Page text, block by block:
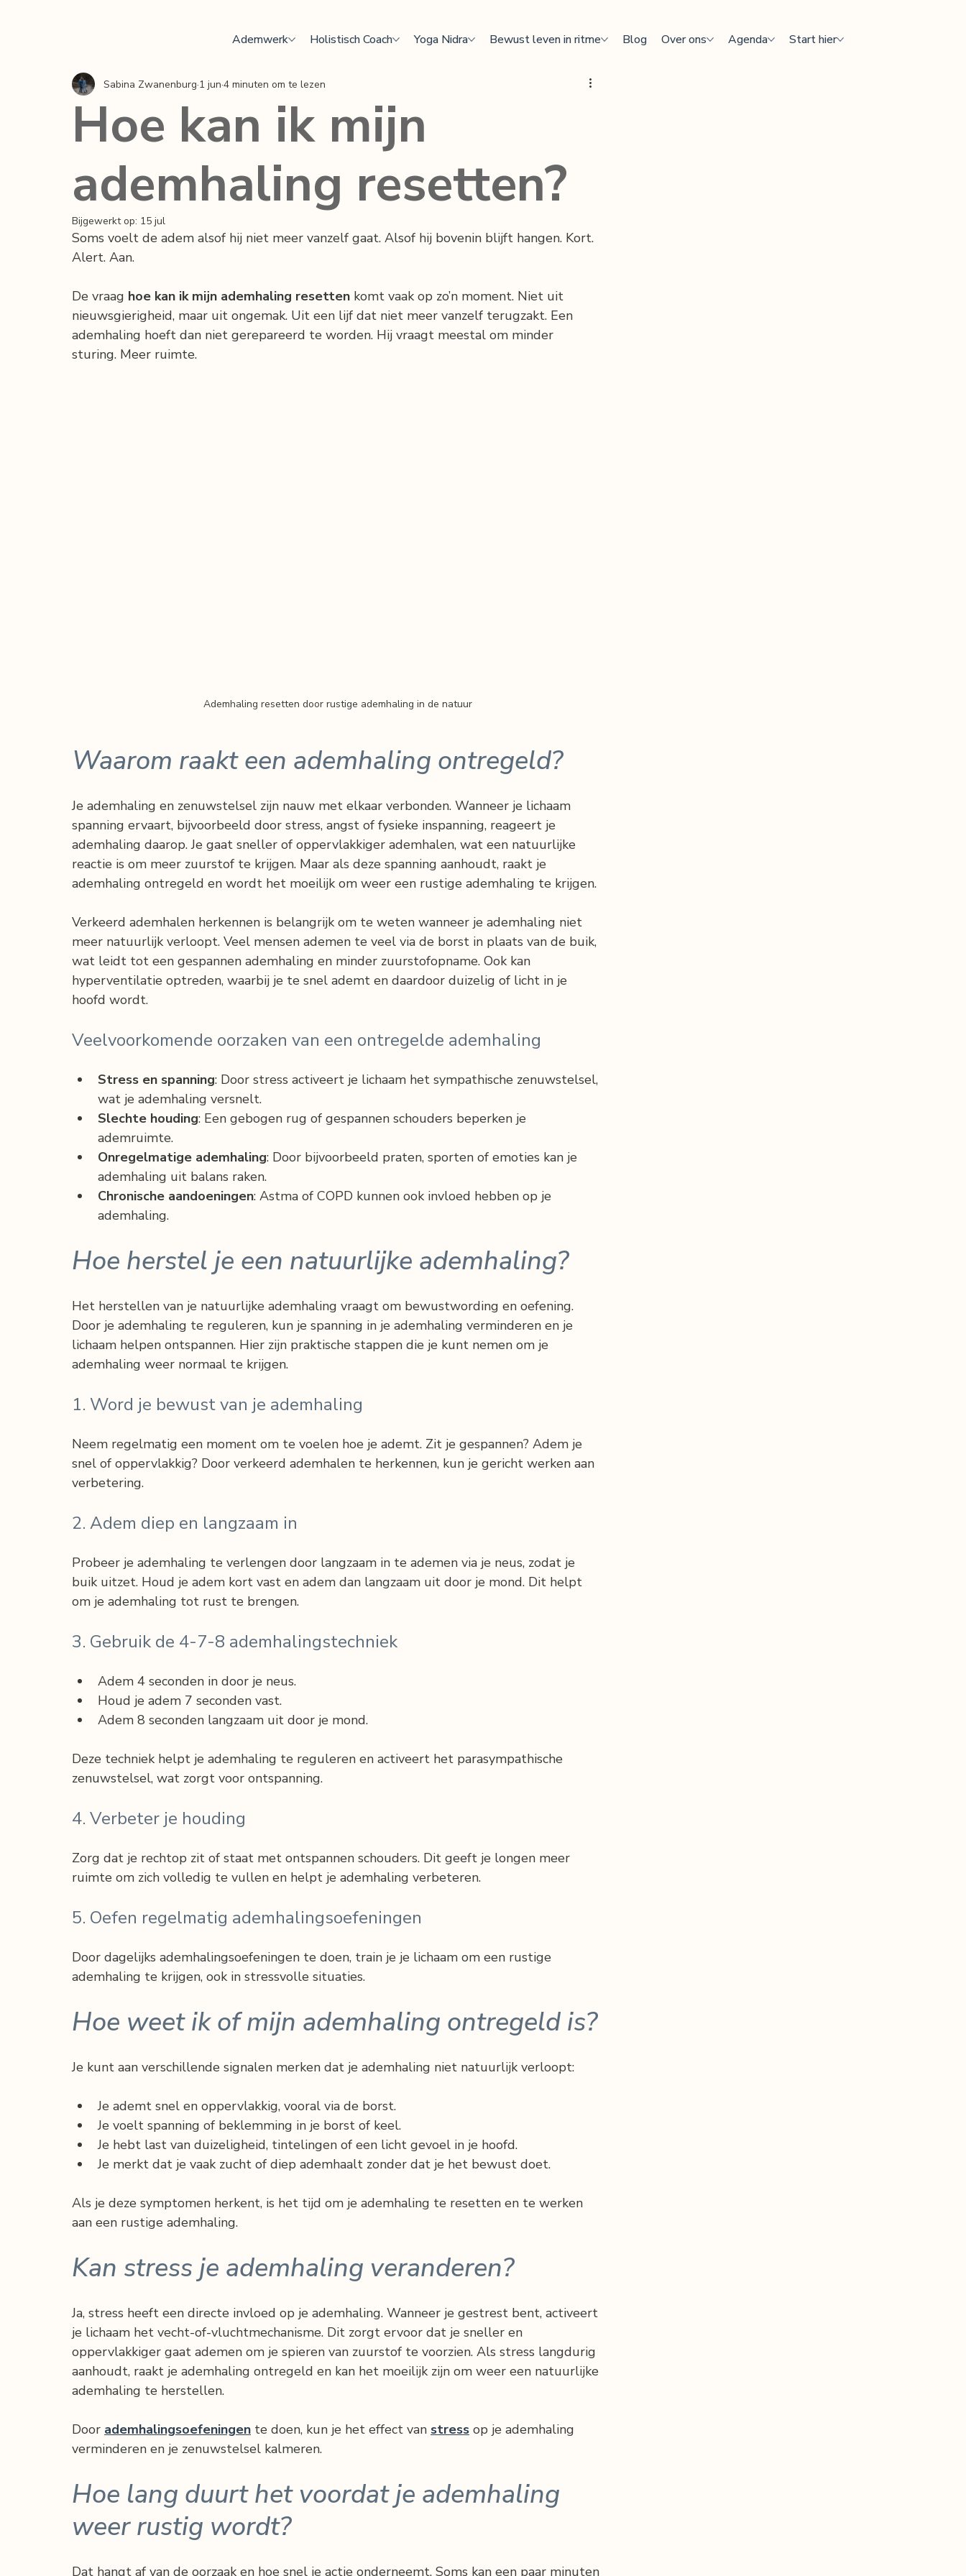
Ademwerk Holistisch Coach Yoga Nidra Bewust leven in ritme Blog Over ons Agenda Start hier
Hoe kan ik mijn
ademhaling resetten?
Sabina Zwanenburg 1 jun 4 minuten om te lezen
Bijgewerkt op: 15 jul
Soms voelt de adem alsof hij niet meer vanzelf gaat. Alsof hij bovenin blijft hangen. Kort.
Alert. Aan.
De vraag hoe kan ik mijn ademhaling resetten komt vaak op zo’n moment. Niet uit
nieuwsgierigheid, maar uit ongemak. Uit een lijf dat niet meer vanzelf terugzakt. Een
ademhaling hoeft dan niet gerepareerd te worden. Hij vraagt meestal om minder
sturing. Meer ruimte.
Ademhaling resetten door rustige ademhaling in de natuur
Waarom raakt een ademhaling ontregeld?
Je ademhaling en zenuwstelsel zijn nauw met elkaar verbonden. Wanneer je lichaam
spanning ervaart, bijvoorbeeld door stress, angst of fysieke inspanning, reageert je
ademhaling daarop. Je gaat sneller of oppervlakkiger ademhalen, wat een natuurlijke
reactie is om meer zuurstof te krijgen. Maar als deze spanning aanhoudt, raakt je
ademhaling ontregeld en wordt het moeilijk om weer een rustige ademhaling te krijgen.
Verkeerd ademhalen herkennen is belangrijk om te weten wanneer je ademhaling niet
meer natuurlijk verloopt. Veel mensen ademen te veel via de borst in plaats van de buik,
wat leidt tot een gespannen ademhaling en minder zuurstofopname. Ook kan
hyperventilatie optreden, waarbij je te snel ademt en daardoor duizelig of licht in je
hoofd wordt.
Veelvoorkomende oorzaken van een ontregelde ademhaling
Stress en spanning: Door stress activeert je lichaam het sympathische zenuwstelsel,
wat je ademhaling versnelt.
Slechte houding: Een gebogen rug of gespannen schouders beperken je
ademruimte.
Onregelmatige ademhaling: Door bijvoorbeeld praten, sporten of emoties kan je
ademhaling uit balans raken.
Chronische aandoeningen: Astma of COPD kunnen ook invloed hebben op je
ademhaling.
Hoe herstel je een natuurlijke ademhaling?
Het herstellen van je natuurlijke ademhaling vraagt om bewustwording en oefening.
Door je ademhaling te reguleren, kun je spanning in je ademhaling verminderen en je
lichaam helpen ontspannen. Hier zijn praktische stappen die je kunt nemen om je
ademhaling weer normaal te krijgen.
1. Word je bewust van je ademhaling
Neem regelmatig een moment om te voelen hoe je ademt. Zit je gespannen? Adem je
snel of oppervlakkig? Door verkeerd ademhalen te herkennen, kun je gericht werken aan
verbetering.
2. Adem diep en langzaam in
Probeer je ademhaling te verlengen door langzaam in te ademen via je neus, zodat je
buik uitzet. Houd je adem kort vast en adem dan langzaam uit door je mond. Dit helpt
om je ademhaling tot rust te brengen.
3. Gebruik de 4-7-8 ademhalingstechniek
Adem 4 seconden in door je neus.
Houd je adem 7 seconden vast.
Adem 8 seconden langzaam uit door je mond.
Deze techniek helpt je ademhaling te reguleren en activeert het parasympathische
zenuwstelsel, wat zorgt voor ontspanning.
4. Verbeter je houding
Zorg dat je rechtop zit of staat met ontspannen schouders. Dit geeft je longen meer
ruimte om zich volledig te vullen en helpt je ademhaling verbeteren.
5. Oefen regelmatig ademhalingsoefeningen
Door dagelijks ademhalingsoefeningen te doen, train je je lichaam om een rustige
ademhaling te krijgen, ook in stressvolle situaties.
Hoe weet ik of mijn ademhaling ontregeld is?
Je kunt aan verschillende signalen merken dat je ademhaling niet natuurlijk verloopt:
Je ademt snel en oppervlakkig, vooral via de borst.
Je voelt spanning of beklemming in je borst of keel.
Je hebt last van duizeligheid, tintelingen of een licht gevoel in je hoofd.
Je merkt dat je vaak zucht of diep ademhaalt zonder dat je het bewust doet.
Als je deze symptomen herkent, is het tijd om je ademhaling te resetten en te werken
aan een rustige ademhaling.
Kan stress je ademhaling veranderen?
Ja, stress heeft een directe invloed op je ademhaling. Wanneer je gestrest bent, activeert
je lichaam het vecht-of-vluchtmechanisme. Dit zorgt ervoor dat je sneller en
oppervlakkiger gaat ademen om je spieren van zuurstof te voorzien. Als stress langdurig
aanhoudt, raakt je ademhaling ontregeld en kan het moeilijk zijn om weer een natuurlijke
ademhaling te herstellen.
Door ademhalingsoefeningen te doen, kun je het effect van stress op je ademhaling
verminderen en je zenuwstelsel kalmeren.
Hoe lang duurt het voordat je ademhaling
weer rustig wordt?
Dat hangt af van de oorzaak en hoe snel je actie onderneemt. Soms kan een paar minuten